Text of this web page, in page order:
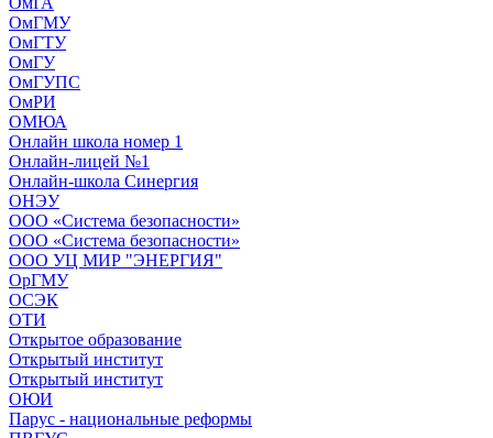
ОмГМУ
ОмГТУ
ОмГУ
ОмГУПС
ОмРИ
ОМЮА
Онлайн школа номер 1
Онлайн-лицей №1
Онлайн-школа Синергия
ОНЭУ
ООО «Система безопасности»
ООО «Система безопасности»
ООО УЦ МИР "ЭНЕРГИЯ"
ОрГМУ
ОСЭК
ОТИ
Открытое образование
Открытый институт
Открытый институт
ОЮИ
Парус - национальные реформы